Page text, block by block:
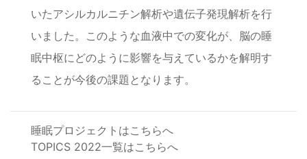
いたアシルカルニチン解析や遺伝子発現解析を行
いました。このような血液中での変化が、脳の睡
眠中枢にどのように影響を与えているかを解明す
ることが今後の課題となります。
睡眠プロジェクトはこちらへ
TOPICS 2022一覧はこちらへ